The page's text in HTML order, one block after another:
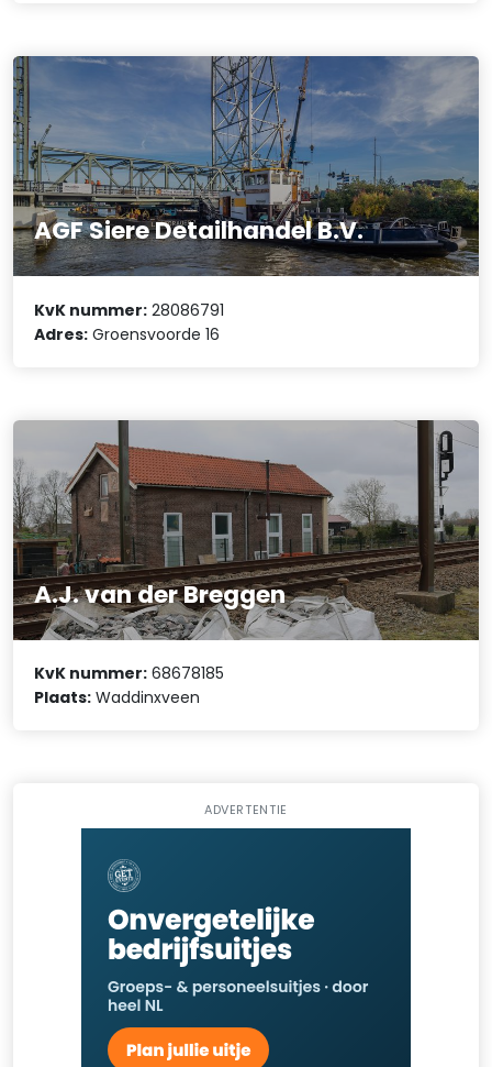
AGF Siere Detailhandel B.V.
KvK nummer: 28086791
Adres: Groensvoorde 16
A.J. van der Breggen
KvK nummer: 68678185
Plaats: Waddinxveen
ADVERTENTIE